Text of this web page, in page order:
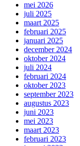
mei 2026
juli 2025
maart 2025
februari 2025
januari 2025
december 2024
oktober 2024
juli 2024
februari 2024
oktober 2023
september 2023
augustus 2023
juni 2023
mei 2023
maart 2023
februari 2023